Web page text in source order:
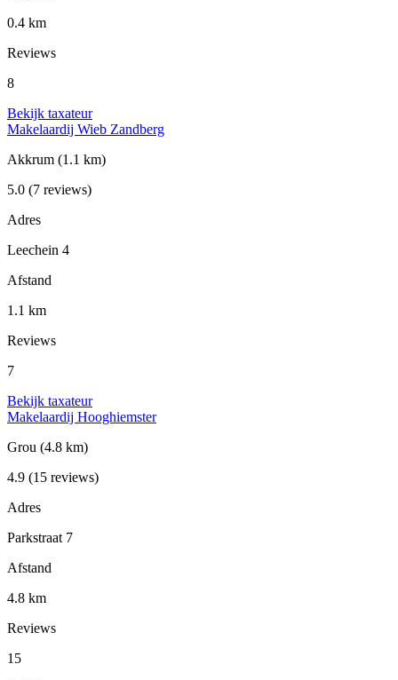
0.4 km
Reviews
8
Bekijk taxateur
Makelaardij Wieb Zandberg
Akkrum (1.1 km)
5.0 (7 reviews)
Adres
Leechein 4
Afstand
1.1 km
Reviews
7
Bekijk taxateur
Makelaardij Hooghiemster
Grou (4.8 km)
4.9 (15 reviews)
Adres
Parkstraat 7
Afstand
4.8 km
Reviews
15